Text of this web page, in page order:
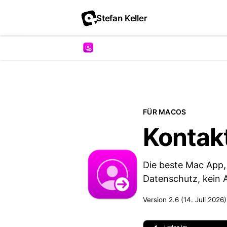
Stefan Keller
FÜR MACOS
Die beste Mac
Datenschutz, kein
Version 2.6 (14. Juli 2026)